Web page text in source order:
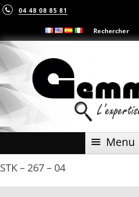
04 48 08 85 81
Rechercher
Menu
STK – 267 – 04